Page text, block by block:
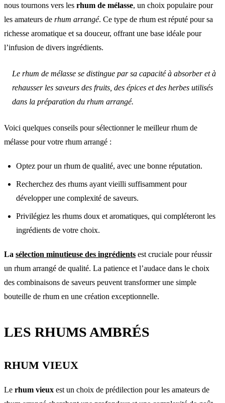
nous tournons vers les rhum de mélasse, un choix populaire pour
les amateurs de rhum arrangé. Ce type de rhum est réputé pour sa
richesse aromatique et sa douceur, offrant une base idéale pour
l’infusion de divers ingrédients.
Le rhum de mélasse se distingue par sa capacité à absorber et à
rehausser les saveurs des fruits, des épices et des herbes utilisés
dans la préparation du rhum arrangé.
Voici quelques conseils pour sélectionner le meilleur rhum de
mélasse pour votre rhum arrangé :
Optez pour un rhum de qualité, avec une bonne réputation.
Recherchez des rhums ayant vieilli suffisamment pour
développer une complexité de saveurs.
Privilégiez les rhums doux et aromatiques, qui compléteront les
ingrédients de votre choix.
La sélection minutieuse des ingrédients est cruciale pour réussir
un rhum arrangé de qualité. La patience et l’audace dans le choix
des combinaisons de saveurs peuvent transformer une simple
bouteille de rhum en une création exceptionnelle.
LES RHUMS AMBRÉS
RHUM VIEUX
Le rhum vieux est un choix de prédilection pour les amateurs de